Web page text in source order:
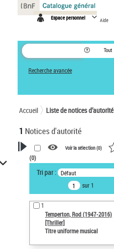
Espace personnel Aide
Tout
Recherche avancée
Accueil Liste de notices d’autorité
1 Notices d'autorité
VOTRE RECHERCHE
Recherche avancée dans les
notices d’autorité
Œuvres liées à l'auteur :
Temperton, Rod (1947-2016)
Sauvegarder votre recherche
AFFINER
Voir la sélection (0)
(0)
Tri par : Défaut
sur 1
1
Temperton, Rod (1947-2016)
[Thriller]
Titre uniforme musical
Panneau de gestion des cookies